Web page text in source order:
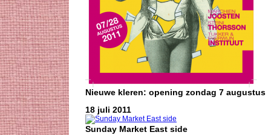
Nieuwe kleren: opening zondag 7 augustus
18 juli 2011
Sunday Market East side